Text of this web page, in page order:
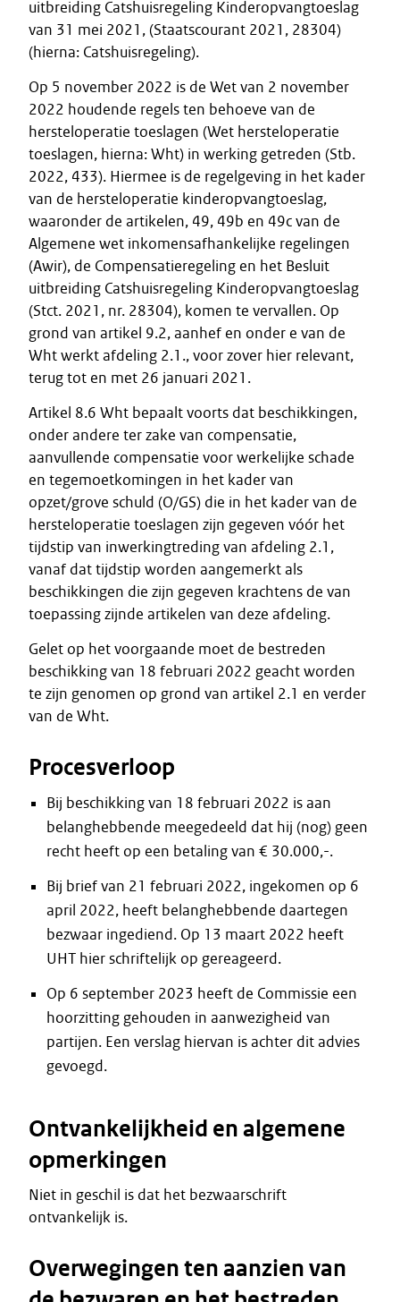
uitbreiding Catshuisregeling Kinderopvangtoeslag
van 31 mei 2021, (Staatscourant 2021, 28304)
(hierna: Catshuisregeling).
Op 5 november 2022 is de Wet van 2 november
2022 houdende regels ten behoeve van de
hersteloperatie toeslagen (Wet hersteloperatie
toeslagen, hierna: Wht) in werking getreden (Stb.
2022, 433). Hiermee is de regelgeving in het kader
van de hersteloperatie kinderopvangtoeslag,
waaronder de artikelen, 49, 49b en 49c van de
Algemene wet inkomensafhankelijke regelingen
(Awir), de Compensatieregeling en het Besluit
uitbreiding Catshuisregeling Kinderopvangtoeslag
(Stct. 2021, nr. 28304), komen te vervallen. Op
grond van artikel 9.2, aanhef en onder e van de
Wht werkt afdeling 2.1., voor zover hier relevant,
terug tot en met 26 januari 2021.
Artikel 8.6 Wht bepaalt voorts dat beschikkingen,
onder andere ter zake van compensatie,
aanvullende compensatie voor werkelijke schade
en tegemoetkomingen in het kader van
opzet/grove schuld (O/GS) die in het kader van de
hersteloperatie toeslagen zijn gegeven vóór het
tijdstip van inwerkingtreding van afdeling 2.1,
vanaf dat tijdstip worden aangemerkt als
beschikkingen die zijn gegeven krachtens de van
toepassing zijnde artikelen van deze afdeling.
Gelet op het voorgaande moet de bestreden
beschikking van 18 februari 2022 geacht worden
te zijn genomen op grond van artikel 2.1 en verder
van de Wht.
Procesverloop
Bij beschikking van 18 februari 2022 is aan
belanghebbende meegedeeld dat hij (nog) geen
recht heeft op een betaling van € 30.000,-.
Bij brief van 21 februari 2022, ingekomen op 6
april 2022, heeft belanghebbende daartegen
bezwaar ingediend. Op 13 maart 2022 heeft
UHT hier schriftelijk op gereageerd.
Op 6 september 2023 heeft de Commissie een
hoorzitting gehouden in aanwezigheid van
partijen. Een verslag hiervan is achter dit advies
gevoegd.
Ontvankelijkheid en algemene
opmerkingen
Niet in geschil is dat het bezwaarschrift
ontvankelijk is.
Overwegingen ten aanzien van